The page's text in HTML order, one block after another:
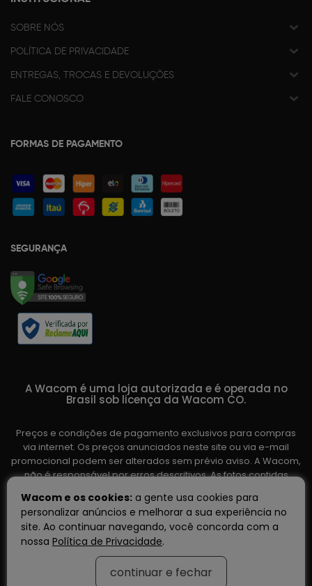
SOBRE NÓS
POLÍTICA DE PRIVACIDADE
ENTREGAS, TROCAS E DEVOLUÇÕES
FALE CONOSCO
FORMAS DE PAGAMENTO
SEGURANÇA
A Wacom é uma loja autorizada e é operada no
Brasil sob licença da Wacom CO.
Preços e condições de pagamento exclusivos para compras
via internet. Os preços anunciados neste site ou via e-mail
promocional podem ser alterados sem prévio aviso. A Wacom,
não é responsável por erros descritivos. As fotos contidas
variar de acordo com o fornecedor/lote do fabricante. Ofertas
válidas até o término de nossos estoques. Vendas sujeitas à
análise e confirmação de dados.
Wacom e os cookies: a gente usa cookies para
personalizar anúncios e melhorar a sua experiência no
site. Ao continuar navegando, você concorda com a
nossa Política de Privacidade.
continuar e fechar